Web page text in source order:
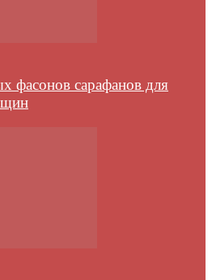
фасонов сарафанов для